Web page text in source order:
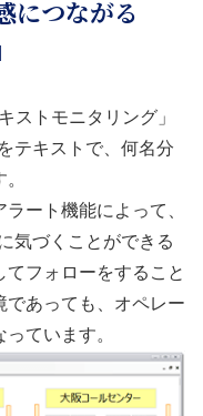
につながる
ストモニタリング」
テキストで、何名分
ート機能によって、
気づくことができる
フォローをすること
であっても、オペレー
ています。